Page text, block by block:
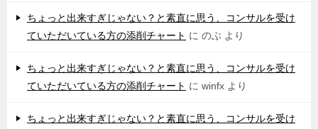
ちょっと出来すぎじゃない？と素直に思う、コンサルを受け
ていただいている方の添削チャート に のぶ より
ちょっと出来すぎじゃない？と素直に思う、コンサルを受け
ていただいている方の添削チャート に winfx より
ちょっと出来すぎじゃない？と素直に思う、コンサルを受け